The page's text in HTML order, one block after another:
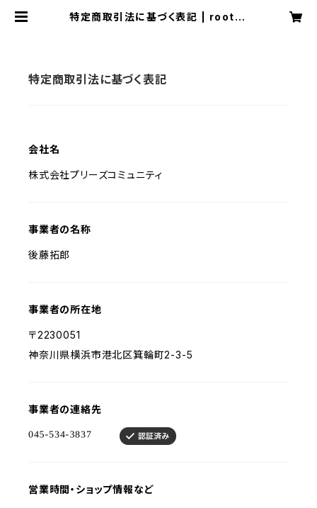
特定商取引法に基づく表記 | rootsr
特定商取引法に基づく表記
会社名
株式会社プリーズコミュニティ
事業者の名称
後藤拓郎
事業者の所在地
〒2230051
神奈川県横浜市港北区箕輪町2-3-5
事業者の連絡先
営業時間・ショップ情報など